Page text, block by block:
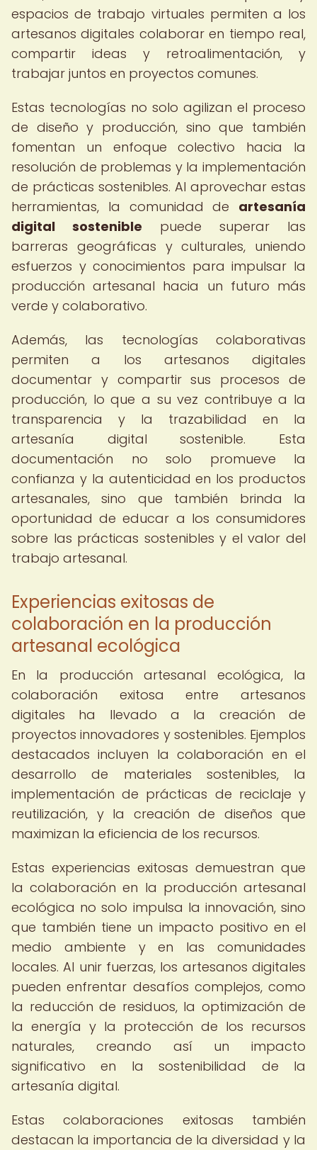
espacios de trabajo virtuales permiten a los
artesanos digitales colaborar en tiempo real,
compartir ideas y retroalimentación, y
trabajar juntos en proyectos comunes.
Estas tecnologías no solo agilizan el proceso
de diseño y producción, sino que también
fomentan un enfoque colectivo hacia la
resolución de problemas y la implementación
de prácticas sostenibles. Al aprovechar estas
herramientas, la comunidad de artesanía
digital sostenible puede superar las
barreras geográficas y culturales, uniendo
esfuerzos y conocimientos para impulsar la
producción artesanal hacia un futuro más
verde y colaborativo.
Además, las tecnologías colaborativas
permiten a los artesanos digitales
documentar y compartir sus procesos de
producción, lo que a su vez contribuye a la
transparencia y la trazabilidad en la
artesanía digital sostenible. Esta
documentación no solo promueve la
confianza y la autenticidad en los productos
artesanales, sino que también brinda la
oportunidad de educar a los consumidores
sobre las prácticas sostenibles y el valor del
trabajo artesanal.
Experiencias exitosas de
colaboración en la producción
artesanal ecológica
En la producción artesanal ecológica, la
colaboración exitosa entre artesanos
digitales ha llevado a la creación de
proyectos innovadores y sostenibles. Ejemplos
destacados incluyen la colaboración en el
desarrollo de materiales sostenibles, la
implementación de prácticas de reciclaje y
reutilización, y la creación de diseños que
maximizan la eficiencia de los recursos.
Estas experiencias exitosas demuestran que
la colaboración en la producción artesanal
ecológica no solo impulsa la innovación, sino
que también tiene un impacto positivo en el
medio ambiente y en las comunidades
locales. Al unir fuerzas, los artesanos digitales
pueden enfrentar desafíos complejos, como
la reducción de residuos, la optimización de
la energía y la protección de los recursos
naturales, creando así un impacto
significativo en la sostenibilidad de la
artesanía digital.
Estas colaboraciones exitosas también
destacan la importancia de la diversidad y la